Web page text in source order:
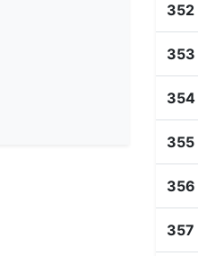
352
353
354
355
356
357